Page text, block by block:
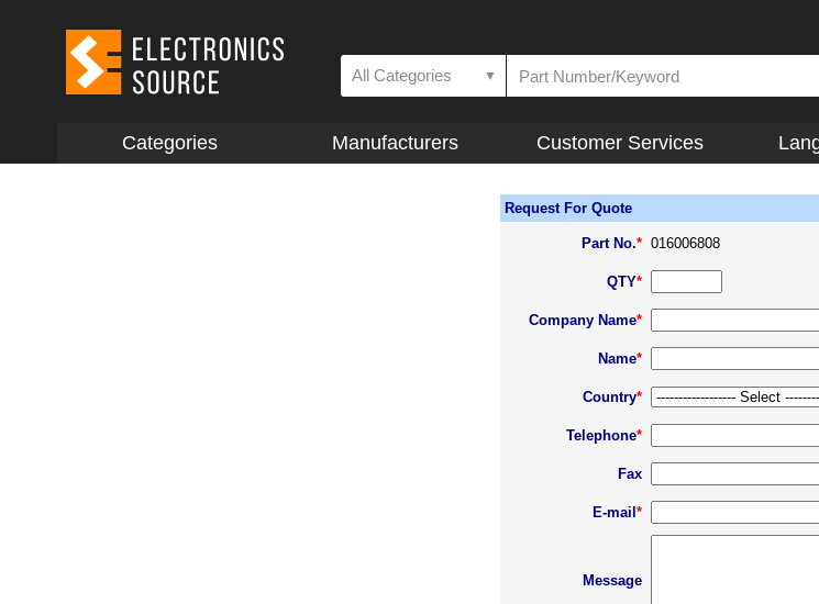
All Categories ▼
Categories Manufacturers Customer Services
Request For Quote
Part No.* 016006808
QTY*
Company Name*
Name*
Country*
Telephone*
Fax
E-mail *
Message